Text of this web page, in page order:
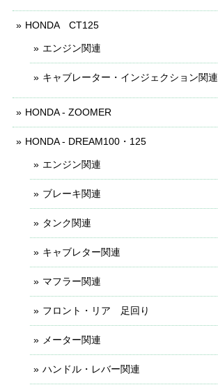
HONDA CT125
エンジン関連
キャブレーター・インジェクション関連
HONDA - ZOOMER
HONDA - DREAM100・125
エンジン関連
ブレーキ関連
タンク関連
キャブレター関連
マフラー関連
フロント・リア 足回り
メーター関連
ハンドル・レバー関連